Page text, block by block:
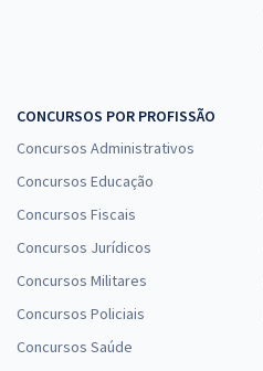
CONCURSOS POR PROFISSÃO
Concursos Administrativos
Concursos Educação
Concursos Fiscais
Concursos Jurídicos
Concursos Militares
Concursos Policiais
Concursos Saúde